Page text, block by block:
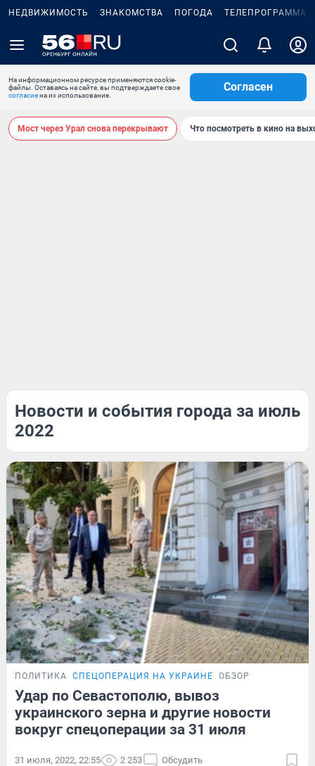
НЕДВИЖИМОСТЬ ЗНАКОМСТВА ПОГОДА ТЕЛЕПРОГРАММА
На информационном ресурсе применяются cookie-
файлы. Оставаясь на сайте, вы подтверждаете свое
согласиена их использование.
Согласен
Мост через Урал снова перекрывают Что посмотреть в кино на
Новости и события города за июль
2022
ПОЛИТИКА СПЕЦОПЕРАЦИЯ НА УКРАИНЕ ОБЗОР
Удар по Севастополю, вывоз
украинского зерна и другие новости
вокруг спецоперации за 31 июля
31 июля, 2022, 22:55 2 253 Обсудить